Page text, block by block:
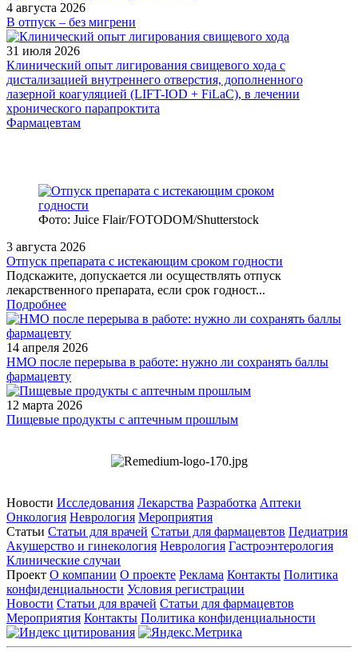
4 августа 2026
В отпуск – без мигрени
31 июля 2026
Клинический опыт лигирования свищевого хода с
дистализацией внутреннего отверстия, дополненного
лазерной коагуляцией (LIFT-IOD + FiLaC), в лечении
хронического парапроктита
Фармацевтам
Фото: Juice Flair/FOTODOM/Shutterstoсk
3 августа 2026
Отпуск препарата с истекающим сроком годности
Подскажите, допускается ли осуществлять отпуск
лекарственного препарата, если срок годност...
Подробнее
14 апреля 2026
НМО после перерыва в работе: нужно ли сохранять баллы
фармацевту
12 марта 2026
Пищевые продукты с аптечным прошлым
Новости Исследования Лекарства Разработка Аптеки
Онкология Неврология Мероприятия
Статьи Статьи для врачей Статьи для фармацевтов Педиатрия
Акушерство и гинекология Неврология Гастроэнтерология
Клинические случаи
Проект О компании О проекте Реклама Контакты Политика
конфиденциальности Условия регистрации
Новости Статьи для врачей Статьи для фармацевтов
Мероприятия Контакты Политика конфиденциальности